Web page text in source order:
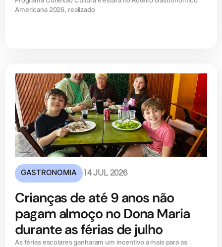
Americana 2026, realizado
GASTRONOMIA 14 JUL 2026
Crianças de até 9 anos não
pagam almoço no Dona Maria
durante as férias de julho
As férias escolares ganharam um incentivo a mais para as